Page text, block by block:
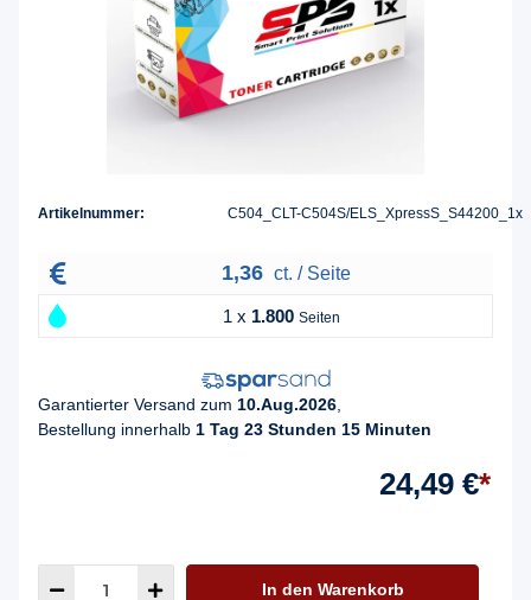
Artikelnummer: C504_CLT-C504S/ELS_XpressS_S44200_1x
1,36 ct. / Seite
1 x 1.800 Seiten
Garantierter Versand zum 10.Aug.2026
Bestellung innerhalb 1 Tag 23 Stunden 15 Minuten
24,49 €*
In den Warenkorb